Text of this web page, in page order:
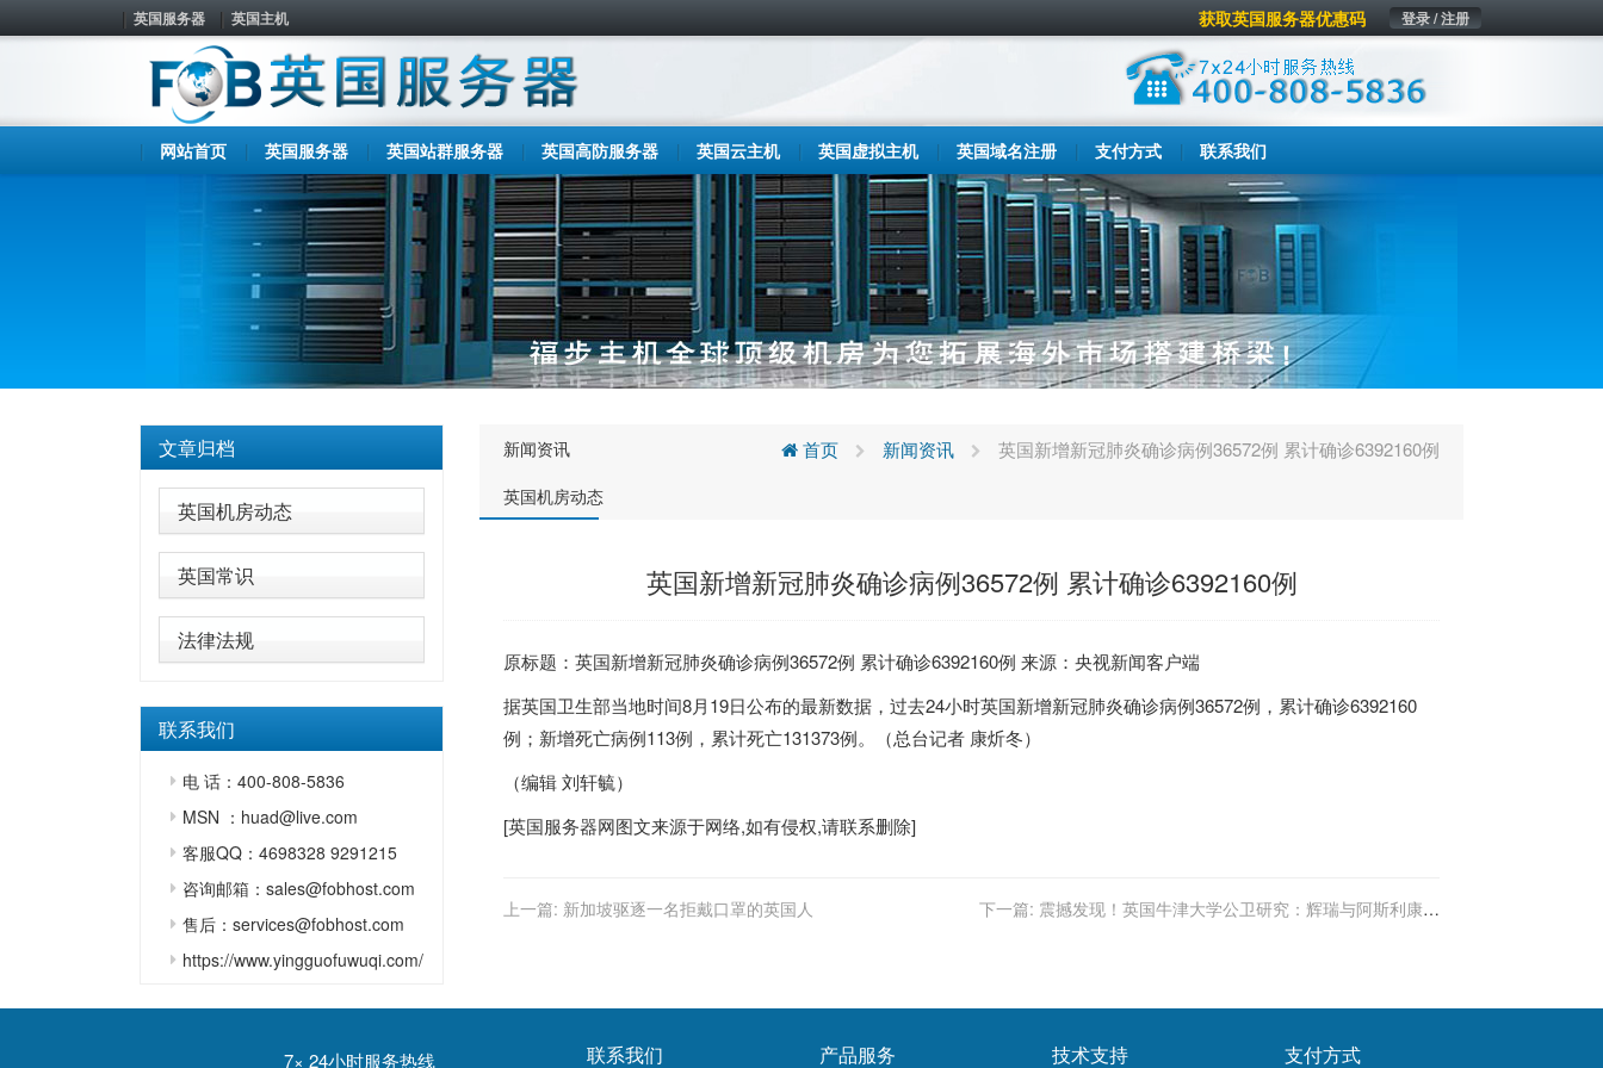
英国服务器 英国主机 登录 / 注册
获取英国服务器优惠码
网站首页 英国服务器 英国站群服务器 英国高防服务器 英国云主机 英国虚拟主机 英国域名注册 支付方式 联系我们
文章归档
英国机房动态
英国常识
法律法规
联系我们
电 话：400-808-5836
MSN ：huad@live.com
客服QQ：4698328 9291215
咨询邮箱：sales@fobhost.com
售后：services@fobhost.com
https://www.yingguofuwuqi.com/
新闻资讯
英国机房动态
首页 新闻资讯 英国新增新冠肺炎确诊病例36572例 累计确诊6392160例
英国新增新冠肺炎确诊病例36572例 累计确诊6392160例
原标题： 英国新增新冠肺炎确诊病例36572例 累计确诊6392160例 来源：央视新闻客户端
据英国卫生部当地时间8月19日公布的最新数据，过去24小时英国新增新冠肺炎确诊病例36572例，累计确诊6392160
例；新增死亡病例113例，累计死亡131373例。（总台记者 康炘冬）
（编辑 刘轩毓）
[英国服务器网图文来源于网络,如有侵权,请联系删除]
上一篇: 新加坡驱逐一名拒戴口罩的英国人 下一篇: 震撼发现！英国牛津大学公卫研究：辉瑞与阿斯利康疫
7× 24小时服务热线 联系我们 产品服务 技术支持 支付方式